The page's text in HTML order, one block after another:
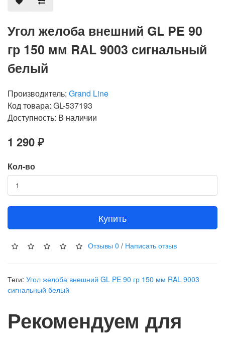
Угол желоба внешний GL PE 90
гр 150 мм RAL 9003 сигнальный
белый
Производитель: Grand Line
Код товара: GL-537193
Доступность: В наличии
1 290 ₽
Кол-во
Купить
Отзывы 0 / Написать отзыв
Теги: Угол желоба внешний GL PE 90 гр 150 мм RAL 9003
сигнальный белый
Рекомендуем для